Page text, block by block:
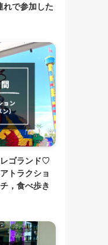
れで参加した
レゴランド♡
トラクショ
，食べ歩き